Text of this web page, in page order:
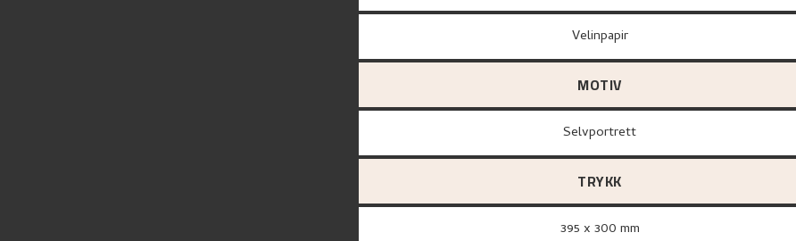
Velinpapir
MOTIV
Selvportrett
TRYKK
395 x 300 mm